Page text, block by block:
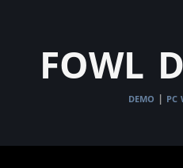
fowl
demo | pc